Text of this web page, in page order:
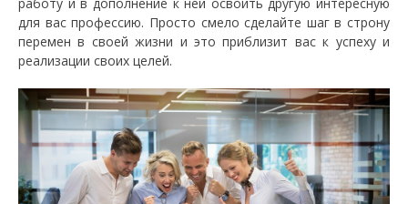
для вас профессию. Просто смело сделайте шаг в строну
перемен в своей жизни и это приблизит вас к успеху и
реализации своих целей.